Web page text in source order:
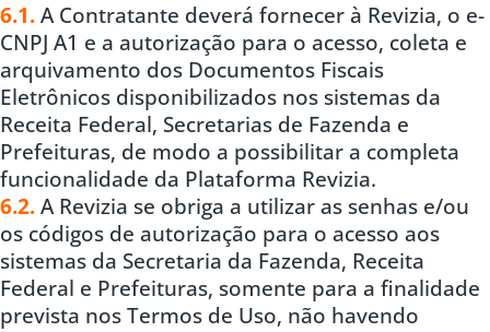
6.1. A Contratante deverá fornecer à Revizia, o e-
CNPJ A1 e a autorização para o acesso, coleta e
arquivamento dos Documentos Fiscais
Eletrônicos disponibilizados nos sistemas da
Receita Federal, Secretarias de Fazenda e
Prefeituras, de modo a possibilitar a completa
funcionalidade da Plataforma Revizia.
6.2. A Revizia se obriga a utilizar as senhas e/ou
os códigos de autorização para o acesso aos
sistemas da Secretaria da Fazenda, Receita
Federal e Prefeituras, somente para a finalidade
prevista nos Termos de Uso, não havendo